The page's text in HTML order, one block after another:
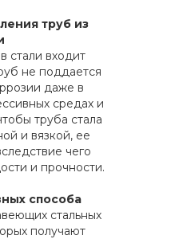
труб из
стали входит
не поддается
даже в
средах и
труба стала
и вязкой, ее
чего
и прочности.
способа
стальных
получают